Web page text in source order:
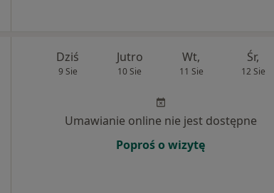
Dziś
9 Sie
Jutro
10 Sie
Wt,
11 Sie
Śr,
12 Sie
Umawianie online nie jest dostępne
Poproś o wizytę